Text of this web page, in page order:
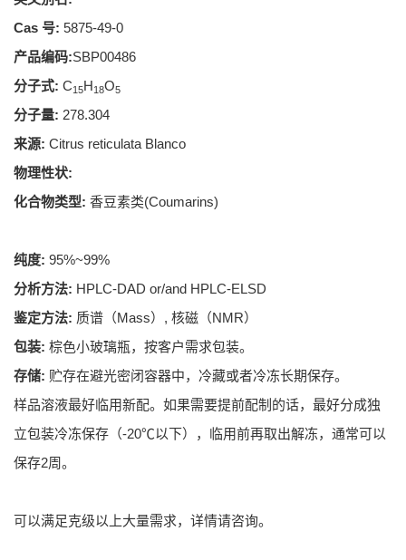
Cas 号: 5875-49-0
产品编码:SBP00486
分子式: C15H18O5
分子量: 278.304
来源: Citrus reticulata Blanco
物理性状:
化合物类型: 香豆素类(Coumarins)
纯度: 95%~99%
分析方法: HPLC-DAD or/and HPLC-ELSD
鉴定方法: 质谱（Mass）, 核磁（NMR）
包装: 棕色小玻璃瓶，按客户需求包装。
存储: 贮存在避光密闭容器中，冷藏或者冷冻长期保存。
样品溶液最好临用新配。如果需要提前配制的话，最好分成独
立包装冷冻保存（-20℃以下），临用前再取出解冻，通常可以
保存2周。
可以满足克级以上大量需求，详情请咨询。